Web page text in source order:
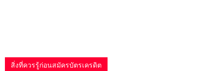
สิ่งที่ควรรู้ก่อนสมัครบัตรเครดิต